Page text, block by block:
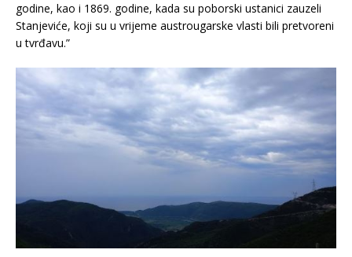
godine, kao i 1869. godine, kada su poborski ustanici zauzeli
Stanjeviće, koji su u vrijeme austrougarske vlasti bili pretvoreni
u tvrđavu.”